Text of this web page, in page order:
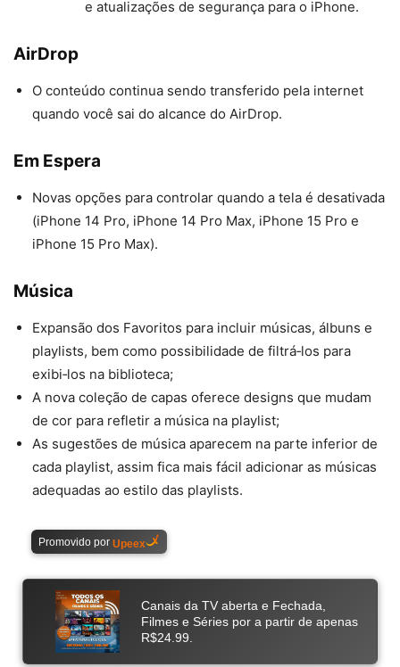
e atualizações de segurança para o iPhone.
AirDrop
O conteúdo continua sendo transferido pela internet
quando você sai do alcance do AirDrop.
Em Espera
Novas opções para controlar quando a tela é desativada
(iPhone 14 Pro, iPhone 14 Pro Max, iPhone 15 Pro e
iPhone 15 Pro Max).
Música
Expansão dos Favoritos para incluir músicas, álbuns e
playlists, bem como possibilidade de filtrá‑los para
exibi‑los na biblioteca;
A nova coleção de capas oferece designs que mudam
de cor para refletir a música na playlist;
As sugestões de música aparecem na parte inferior de
cada playlist, assim fica mais fácil adicionar as músicas
adequadas ao estilo das playlists.